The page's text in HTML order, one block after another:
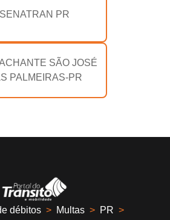
SENATRAN PR
SÃO JOSÉ
PALMEIRAS-PR
débitos > Multas > PR >